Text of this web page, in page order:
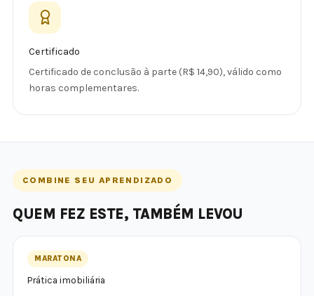
Certificado
Certificado de conclusão à parte (R$ 14,90), válido como
horas complementares.
COMBINE SEU APRENDIZADO
QUEM FEZ ESTE, TAMBÉM LEVOU
MARATONA
Prática imobiliária